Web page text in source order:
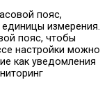
пояс,
измерения.
пояс, чтобы
настройки можно
как уведомления